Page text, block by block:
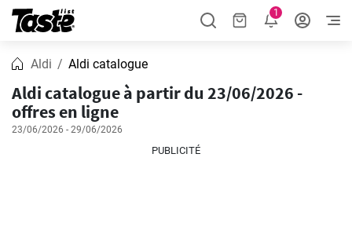
1
Aldi Aldi catalogue
Aldi catalogue à partir du 23/06/2026 -
offres en ligne
23/06/2026 - 29/06/2026
PUBLICITÉ